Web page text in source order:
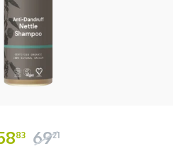
83 6921